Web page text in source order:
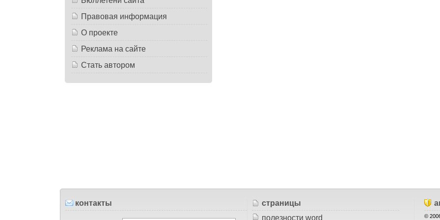
Правовая информация
О проекте
Реклама на сайте
Стать автором
страницы
полезности word
©
контакты